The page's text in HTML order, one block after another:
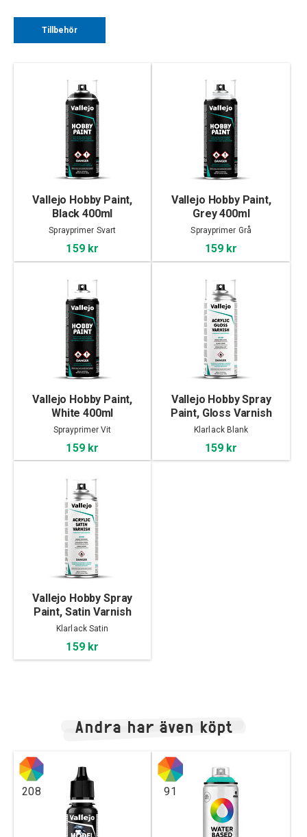
Tillbehör
Vallejo Hobby Paint,
Black 400ml
Sprayprimer Svart
159 kr
Vallejo Hobby Paint,
Grey 400ml
Sprayprimer Grå
159 kr
Vallejo Hobby Paint,
White 400ml
Sprayprimer Vit
159 kr
Vallejo Hobby Spray
Paint, Gloss Varnish
400ml
Klarlack Blank
159 kr
Vallejo Hobby Spray
Paint, Satin Varnish
400ml
Klarlack Satin
159 kr
Andra har även köpt
208 91